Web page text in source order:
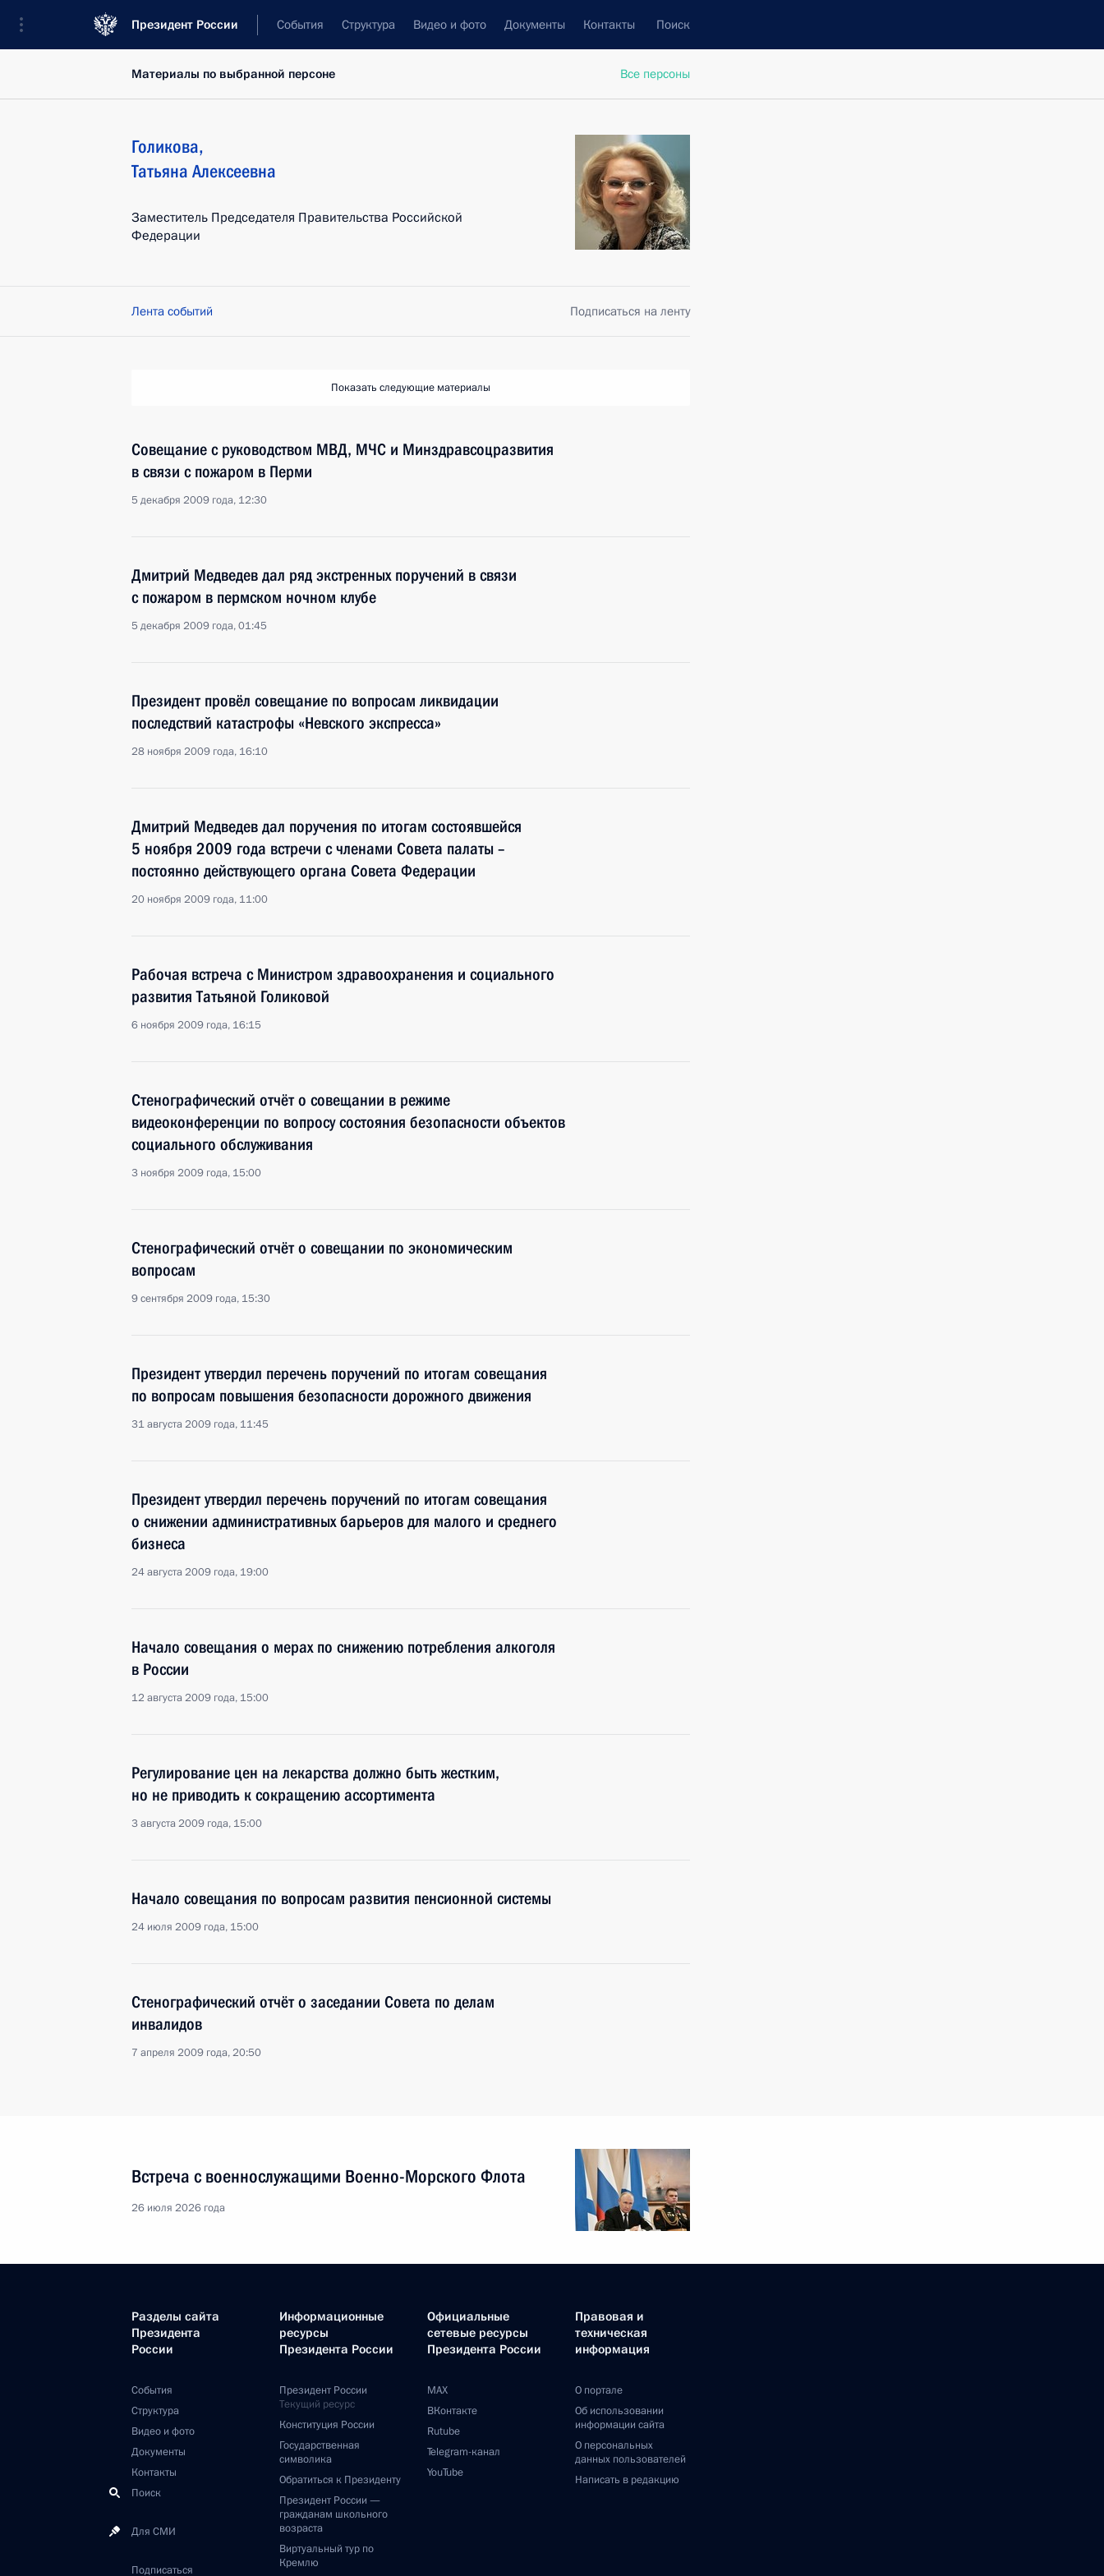
Президент России События Структура Видео и фото Документы Контакты Поиск
Все персоны
Материалы по выбранной персоне
Голикова,
Татьяна Алексеевна
Заместитель Председателя Правительства Российской
Федерации
Лента событий Подписаться на ленту
Показать следующие материалы
Совещание с руководством МВД, МЧС и Минздравсоцразвития
в связи с пожаром в Перми
5 декабря 2009 года, 12:30
Дмитрий Медведев дал ряд экстренных поручений в связи
с пожаром в пермском ночном клубе
5 декабря 2009 года, 01:45
Президент провёл совещание по вопросам ликвидации
последствий катастрофы «Невского экспресса»
28 ноября 2009 года, 16:10
Дмитрий Медведев дал поручения по итогам состоявшейся
5 ноября 2009 года встречи с членами Совета палаты –
постоянно действующего органа Совета Федерации
20 ноября 2009 года, 11:00
Рабочая встреча с Министром здравоохранения и социального
развития Татьяной Голиковой
6 ноября 2009 года, 16:15
Стенографический отчёт о совещании в режиме
видеоконференции по вопросу состояния безопасности объектов
социального обслуживания
3 ноября 2009 года, 15:00
Стенографический отчёт о совещании по экономическим
вопросам
9 сентября 2009 года, 15:30
Президент утвердил перечень поручений по итогам совещания
по вопросам повышения безопасности дорожного движения
31 августа 2009 года, 11:45
Президент утвердил перечень поручений по итогам совещания
о снижении административных барьеров для малого и среднего
бизнеса
24 августа 2009 года, 19:00
Начало совещания о мерах по снижению потребления алкоголя
в России
12 августа 2009 года, 15:00
Регулирование цен на лекарства должно быть жестким,
но не приводить к сокращению ассортимента
3 августа 2009 года, 15:00
Начало совещания по вопросам развития пенсионной системы
24 июля 2009 года, 15:00
Стенографический отчёт о заседании Совета по делам
инвалидов
7 апреля 2009 года, 20:50
Встреча с военнослужащими Военно-Морского Флота
26 июля 2026 года
Разделы сайта
Президента
России
События
Структура
Видео и фото
Документы
Контакты
Поиск
Для СМИ
Подписаться
Информационные
ресурсы
Президента России
Президент России
Текущий ресурс
Конституция России
Государственная
символика
Обратиться к Президенту
Президент России —
гражданам школьного
возраста
Виртуальный тур по
Кремлю
Официальные
сетевые ресурсы
Президента России
MAX
ВКонтакте
Rutube
Telegram-канал
YouTube
Правовая и
техническая
информация
О портале
Об использовании
информации сайта
О персональных
данных пользователей
Написать в редакцию